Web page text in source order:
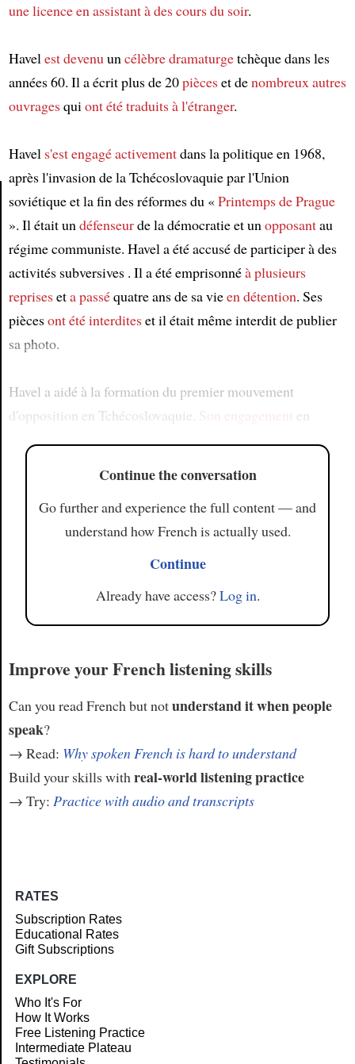
Article
une licenceen assistant àdes cours du soir.
Havelest devenuuncélèbre dramaturgetchèque dans les
années 60. Il a écrit plus de 20pièceset denombreux autres
ouvragesquiont été traduitsà l'étranger.
Havel s'est engagé activementdans la politique en 1968,
après l'invasion de la Tchécoslovaquie par l'Union
soviétique et la fin des réformes du «Printemps de Prague
». Il était undéfenseurde la démocratie et unopposantau
régime communiste. Havel a été accusé de participer à des
activités subversives . Il a été emprisonnéà plusieurs
repriseseta passéquatre ans de sa vieen détention. Ses
piècesont été interditeset il était même interdit de publier
sa photo.
Havel a aidé à la formation du premier mouvement
d'opposition en Tchécoslovaquie. Son engagement en
Continue the conversation
Go further and experience the full content — and
understand how French is actually used.
Continue
Already have access?Log in.
Improve your French listening skills
Can you read French but notunderstand it when people
speak?
→ Read: Why spoken French is hard to understand
Build your skills with real-world listening practice
→ Try: Practice with audio and transcripts
RATES
Subscription Rates
Educational Rates
Gift Subscriptions
EXPLORE
Who It's For
How It Works
Free Listening Practice
Intermediate Plateau